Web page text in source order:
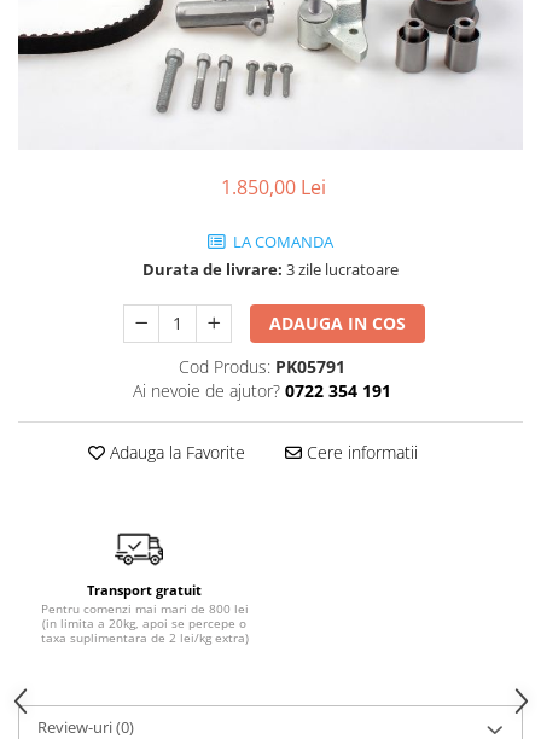
SHELL
USVO
1.850,00 Lei
LA COMANDA
Durata de livrare: 3 zile lucratoare
ADAUGA IN COS
Cod Produs: PK05791
Ai nevoie de ajutor? 0722 354 191
Adauga la Favorite Cere informatii
Transport gratuit
Pentru comenzi mai mari de 800 lei
(in limita a 20kg, apoi se percepe o
taxa suplimentara de 2 lei/kg extra)
Review-uri(0)